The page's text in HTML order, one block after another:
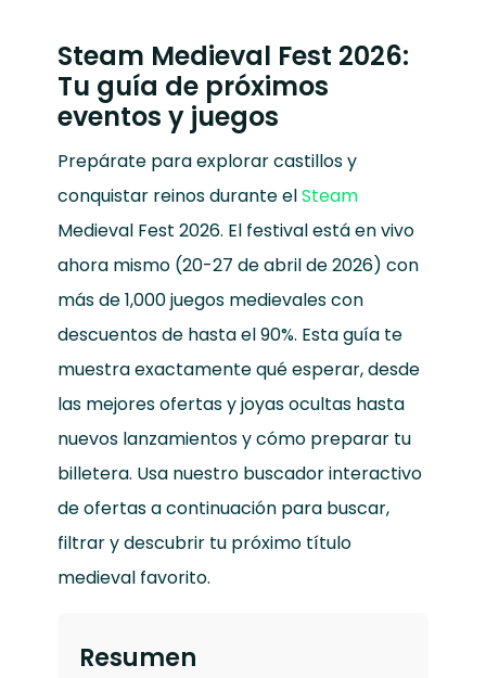
Steam Medieval Fest 2026:
Tu guía de próximos
eventos y juegos
Prepárate para explorar castillos y
conquistar reinos durante elSteam
Medieval Fest 2026. El festival está en vivo
ahora mismo (20-27 de abril de 2026) con
más de 1,000 juegos medievales con
descuentos de hasta el 90%. Esta guía te
muestra exactamente qué esperar, desde
las mejores ofertas y joyas ocultas hasta
nuevos lanzamientos y cómo preparar tu
billetera. Usa nuestro buscador interactivo
de ofertas a continuación para buscar,
filtrar y descubrir tu próximo título
medieval favorito.
Resumen